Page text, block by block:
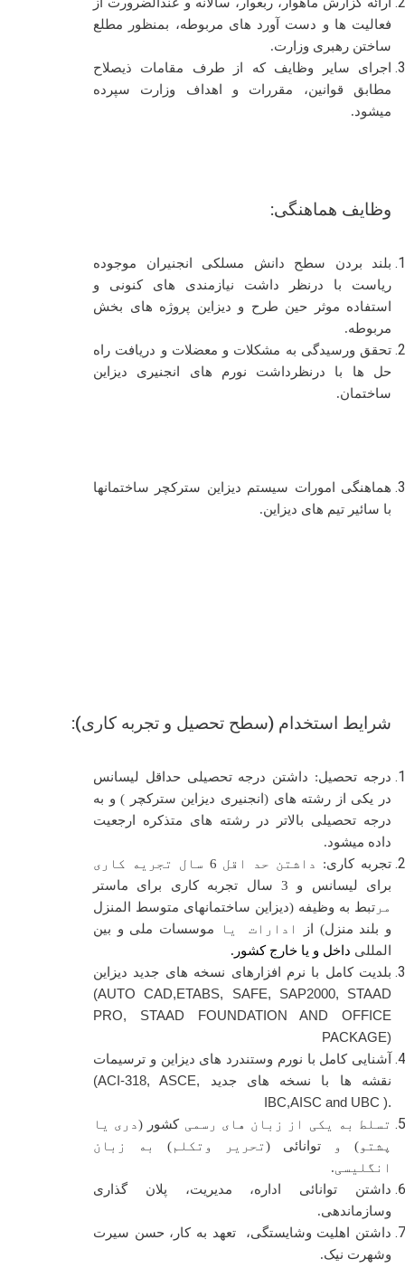
فعالیت ها و دست آورد های مربوطه، بمنظور مطلع
ساختن رهبری وزارت.
اجرای سایر وظایف که از طرف مقامات ذیصلاح
مطابق قوانین، مقررات و اهداف وزارت سپرده
میشود.
وظایف هماهنگی:
بلند بردن سطح دانش مسلکی انجنیران موجوده
ریاست با درنظر داشت نیازمندی های کنونی و
استفاده موثر حین طرح و دیزاین پروژه های بخش
مربوطه.
تحقق ورسیدگی به مشکلات و معضلات و دریافت راه
حل ها با درنظرداشت نورم های انجنیری دیزاین
ساختمان.
هماهنگی امورات سیستم دیزاین سترکچر ساختمانها
با سائیر تیم های دیزاین.
شرایط استخدام (سطح تحصیل و تجربه کاری):
درجه تحصیل: داشتن درجه تحصیلی حداقل لیسانس
در یکی از رشته های (انجنیری دیزاین سترکچر ) و به
درجه تحصیلی بالاتر در رشته های متذکره ارجعیت
داده میشود.
تجربه کاری:
داشتن حد اقل 6 سال تجریه کاری
برای لیسانس و 3 سال تجربه کاری برای ماستر
مر تبط به وظیفه (دیزاین ساختمانهای متوسط المنزل
و بلند منزل) از
ادارات یا موسسات ملی و بین
المللی داخل و یا خارج کشور.
بلدیت کامل با نرم افزارهای نسخه های جدید دیزاین
(AUTO CAD,ETABS, SAFE, SAP2000, STAAD
PRO, STAAD FOUNDATION AND OFFICE
PACKAGE)
آشنایی کامل با نورم وستندرد های دیزاین و ترسیمات
نقشه ها با نسخه های جدید (ACI-318, ASCE,
IBC,AISC and UBC ).
تسلط به یکی از زبان های رسمیکشور (دری یا
پشتو) و توانائی (تحریر وتکلم) به زبان
انگلیسی.
داشتن توانائی اداره، مدیریت، پلان گذاری
وسازماندهی.
داشتن اهلیت وشایستگی، تعهد به کار، حسن سیرت
وشهرت نیک.